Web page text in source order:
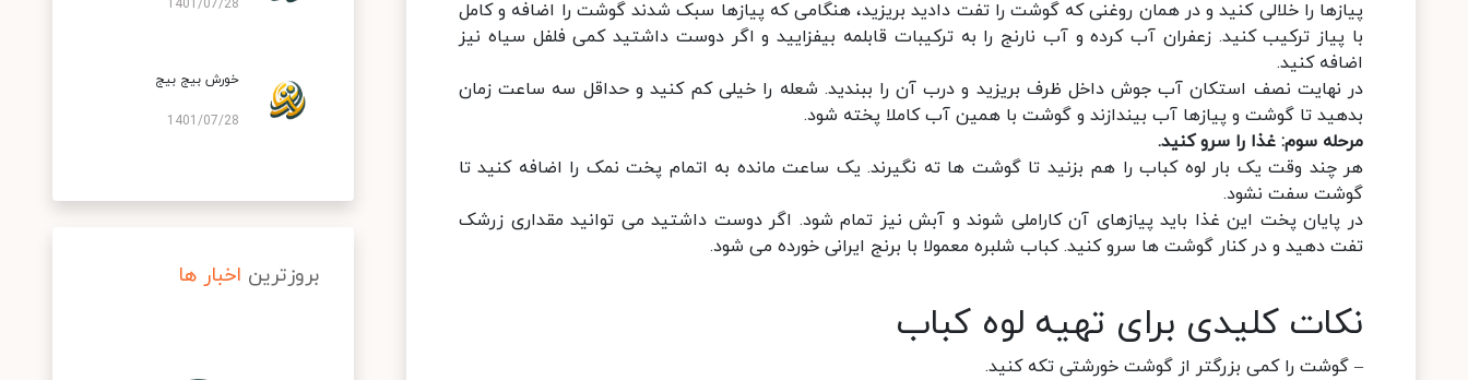
پیازها را خلالی کنید و در همان روغنی که گوشت را تفت دادید بریزید، هنگامی که پیازها سبک شدند گوشت را اضافه و کامل
با پیاز ترکیب کنید. زعفران آب کرده و آب نارنج را به ترکیبات قابلمه بیفزایید و اگر دوست داشتید کمی فلفل سیاه نیز
اضافه کنید.
در نهایت نصف استکان آب جوش داخل ظرف بریزید و درب آن را ببندید. شعله را خیلی کم کنید و حداقل سه ساعت زمان
بدهید تا گوشت و پیازها آب بیندازند و گوشت با همین آب کاملا پخته شود.
مرحله سوم: غذا را سرو کنید.
هر چند وقت یک بار لوه کباب را هم بزنید تا گوشت ها ته نگیرند. یک ساعت مانده به اتمام پخت نمک را اضافه کنید تا
گوشت سفت نشود.
در پایان پخت این غذا باید پیازهای آن کاراملی شوند و آبش نیز تمام شود. اگر دوست داشتید می توانید مقداری زرشک
تفت دهید و در کنار گوشت ها سرو کنید. کباب شلبره معمولا با برنج ایرانی خورده می شود.
نکات کلیدی برای تهیه لوه کباب
– گوشت را کمی بزرگتر از گوشت خورشتی تکه کنید.
1401/07/28
خورش بیج بیج
1401/07/28
بروزترین اخبار ها